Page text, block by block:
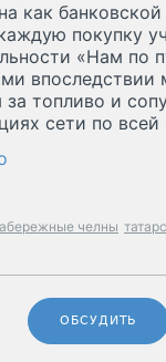
как банковской
покупку
«Нам по
впоследствии
за топливо и
сети по всей
челны
ОБСУДИТЬ